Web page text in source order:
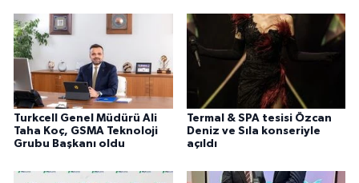
Turkcell Genel Müdürü Ali
Taha Koç, GSMA Teknoloji
Grubu Başkanı oldu
Termal & SPA tesisi Özcan
Deniz ve Sıla konseriyle
açıldı